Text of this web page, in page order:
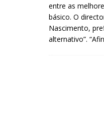
entre as
básico. O
Nascimento,
alternativo”.